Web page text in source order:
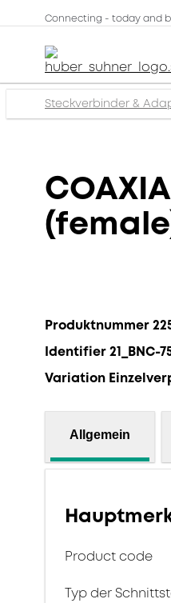
Connecting - today and
Steckverbinder &
Produktnummer
Identifier 21_BNC-
Variation
Allgemein
Product code
Typ der